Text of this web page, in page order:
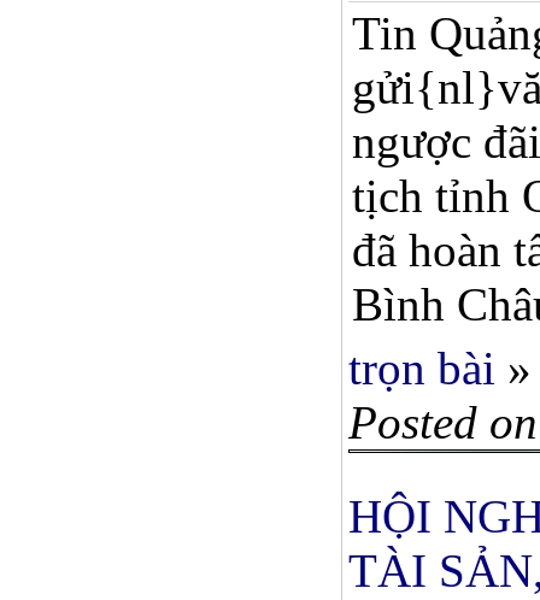
Tin
ngược
tịch tỉnh
đã hoàn
Bình
trọn bài »
Posted
HỘI
TÀI